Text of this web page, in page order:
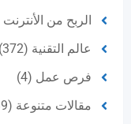
الربح من الأنترنت
عالم التقنية (372)
فرص عمل (4)
مقالات متنوعة (39)